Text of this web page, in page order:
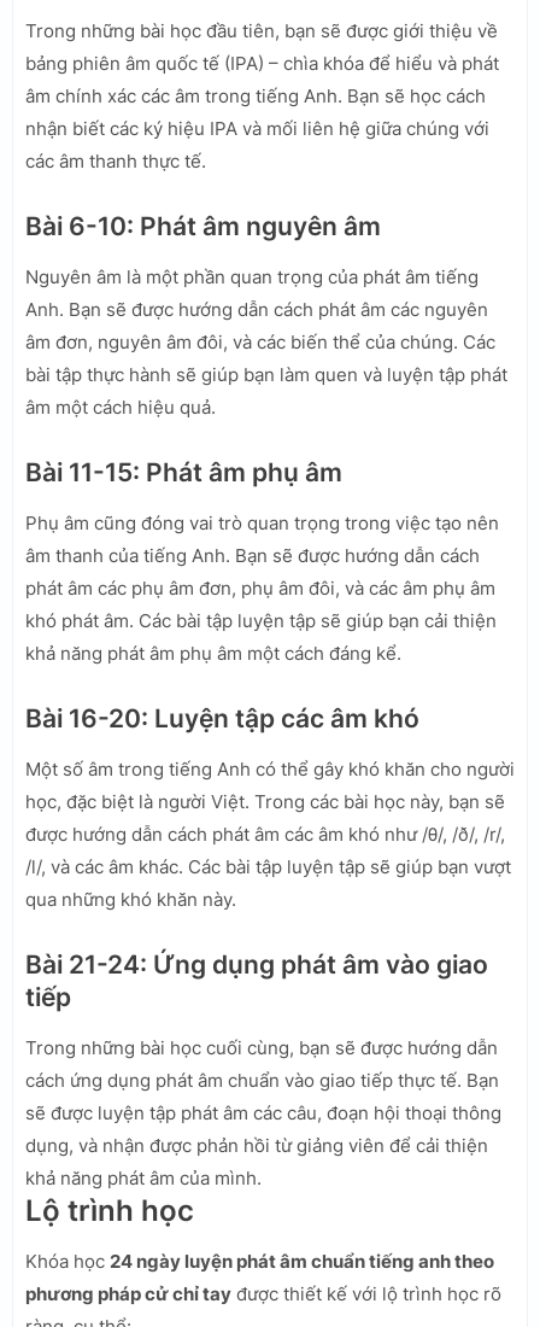
Trong những bài học đầu tiên, bạn sẽ được giới thiệu về
bảng phiên âm quốc tế (IPA) – chìa khóa để hiểu và phát
âm chính xác các âm trong tiếng Anh. Bạn sẽ học cách
nhận biết các ký hiệu IPA và mối liên hệ giữa chúng với
các âm thanh thực tế.
Bài 6-10: Phát âm nguyên âm
Nguyên âm là một phần quan trọng của phát âm tiếng
Anh. Bạn sẽ được hướng dẫn cách phát âm các nguyên
âm đơn, nguyên âm đôi, và các biến thể của chúng. Các
bài tập thực hành sẽ giúp bạn làm quen và luyện tập phát
âm một cách hiệu quả.
Bài 11-15: Phát âm phụ âm
Phụ âm cũng đóng vai trò quan trọng trong việc tạo nên
âm thanh của tiếng Anh. Bạn sẽ được hướng dẫn cách
phát âm các phụ âm đơn, phụ âm đôi, và các âm phụ âm
khó phát âm. Các bài tập luyện tập sẽ giúp bạn cải thiện
khả năng phát âm phụ âm một cách đáng kể.
Bài 16-20: Luyện tập các âm khó
Một số âm trong tiếng Anh có thể gây khó khăn cho người
học, đặc biệt là người Việt. Trong các bài học này, bạn sẽ
được hướng dẫn cách phát âm các âm khó như /θ/, /ð/, /r/,
/l/, và các âm khác. Các bài tập luyện tập sẽ giúp bạn vượt
qua những khó khăn này.
Bài 21-24: Ứng dụng phát âm vào giao
tiếp
Trong những bài học cuối cùng, bạn sẽ được hướng dẫn
cách ứng dụng phát âm chuẩn vào giao tiếp thực tế. Bạn
sẽ được luyện tập phát âm các câu, đoạn hội thoại thông
dụng, và nhận được phản hồi từ giảng viên để cải thiện
khả năng phát âm của mình.
Lộ trình học
Khóa học 24 ngày luyện phát âm chuẩn tiếng anh theo
phương pháp cử chỉ tay được thiết kế với lộ trình học rõ